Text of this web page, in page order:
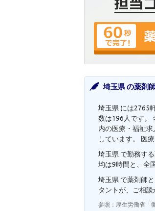
埼玉県 の薬剤
埼玉県 には2765
数は196人です。
内の医療・福祉
しています。 医
埼玉県 で勤務す
均は9時間と、全
埼玉県 で薬剤師
タントが、ご相
参照：厚生労働省「